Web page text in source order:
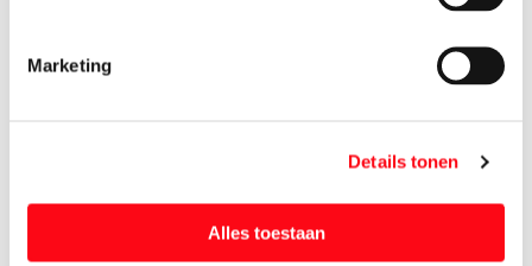
Marketing
Details tonen
Alles toestaan
Kaasblokjes Oud
Kaasblokjes Pikant
09